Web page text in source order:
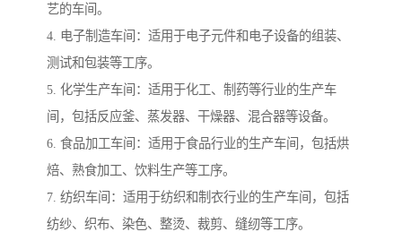
艺的车间。
4. 电子制造车间：适用于电子元件和电子设备的组装、
测试和包装等工序。
5. 化学生产车间：适用于化工、制药等行业的生产车
间，包括反应釜、蒸发器、干燥器、混合器等设备。
6. 食品加工车间：适用于食品行业的生产车间，包括烘
焙、熟食加工、饮料生产等工序。
7. 纺织车间：适用于纺织和制衣行业的生产车间，包括
纺纱、织布、染色、整烫、裁剪、缝纫等工序。